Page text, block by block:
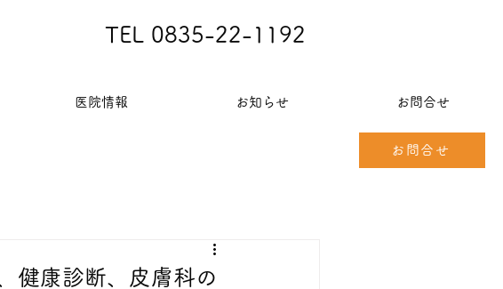
お問合せ
​TEL 0835-22-1192
医院情報 お知らせ お問合せ
健康診断、皮膚科の